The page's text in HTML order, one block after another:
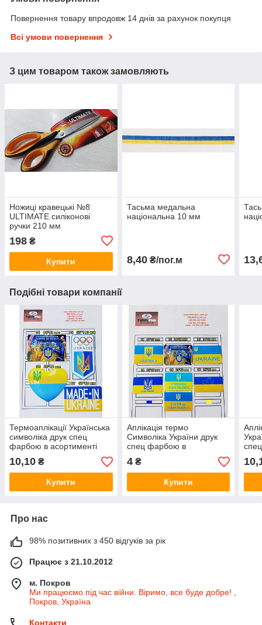
Повернення товару впродовж 14 днів за рахунок покупця
Всі умови повернення
З цим товаром також замовляють
Ножиці кравецькі №8
ULTIMATE силіконові
ручки 210 мм
198 ₴
Купити
Тасьма медальна
національна 10 мм
8,40₴/пог.м
Подібні товари компанії
Термоаплікації Українська
символіка друк спец
фарбою в асортименті
10,10 ₴
Купити
Аплікація термо
Символіка України друк
спец фарбою в
асортименті
4₴
Купити
Про нас
98% позитивних з 450 відгуків за рік
Працює з 21.10.2012
м. Покров
Ми працюємо під час війни. Віримо, все буде добре! ,
Покров, Україна
Контакти